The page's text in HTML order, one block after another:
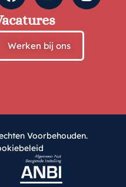
Werken bij ons
Voorbehouden.